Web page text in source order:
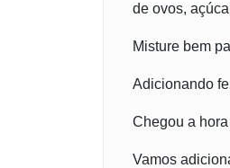
de ovos,
Misture bem
Adicionando
Chegou a
Vamos